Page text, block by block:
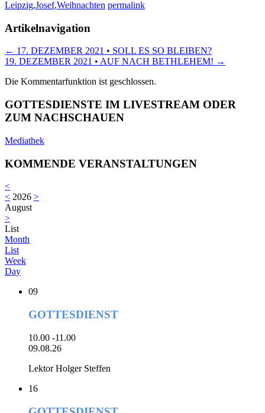
Leipzig,Josef,Weihnachten permalink
Artikelnavigation
← 17. DEZEMBER 2021 • SOLL ES SO BLEIBEN?
19. DEZEMBER 2021 • AUF NACH BETHLEHEM! →
Die Kommentarfunktion ist geschlossen.
GOTTESDIENSTE IM LIVESTREAM ODER
ZUM NACHSCHAUEN
Mediathek
KOMMENDE VERANSTALTUNGEN
<
< 2026 >
August
>
List
Month
List
Week
Day
09
GOTTESDIENST
10.00 -11.00
09.08.26
Lektor Holger Steffen
16